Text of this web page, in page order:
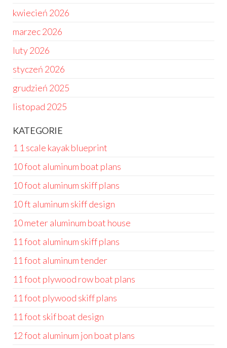
kwiecień 2026
marzec 2026
luty 2026
styczeń 2026
grudzień 2025
listopad 2025
KATEGORIE
1 1 scale kayak blueprint
10 foot aluminum boat plans
10 foot aluminum skiff plans
10 ft aluminum skiff design
10 meter aluminum boat house
11 foot aluminum skiff plans
11 foot aluminum tender
11 foot plywood row boat plans
11 foot plywood skiff plans
11 foot skif boat design
12 foot aluminum jon boat plans